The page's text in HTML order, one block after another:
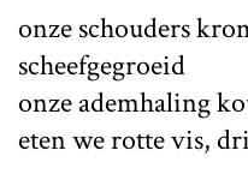
onze schouders
scheefgegroeid
onze ademhaling
eten we rotte vis,